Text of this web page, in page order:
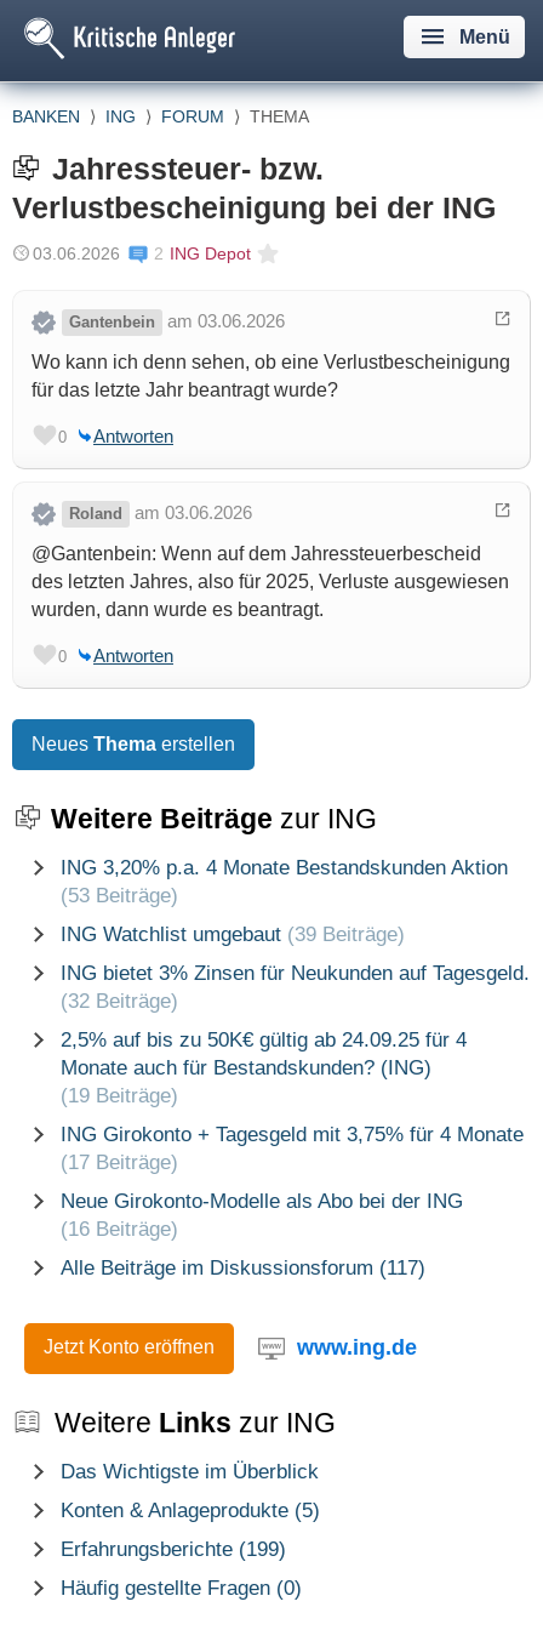
Menü
BANKEN ⟩ ING ⟩ FORUM ⟩ THEMA
Jahressteuer- bzw.
Verlustbescheinigung bei der ING
03.06.2026 2 ING Depot
Gantenbein
am 03.06.2026
Wo kann ich denn sehen, ob eine Verlustbescheinigung
für das letzte Jahr beantragt wurde?
0 Antworten
Roland
am 03.06.2026
@Gantenbein: Wenn auf dem Jahressteuerbescheid
des letzten Jahres, also für 2025, Verluste ausgewiesen
wurden, dann wurde es beantragt.
0 Antworten
Neues Thema erstellen
Weitere Beiträge zur ING
ING 3,20% p.a. 4 Monate Bestandskunden Aktion
(53 Beiträge)
ING Watchlist umgebaut (39 Beiträge)
ING bietet 3% Zinsen für Neukunden auf Tagesgeld.
(32 Beiträge)
2,5% auf bis zu 50K€ gültig ab 24.09.25 für 4
Monate auch für Bestandskunden? (ING)
(19 Beiträge)
ING Girokonto + Tagesgeld mit 3,75% für 4 Monate
(17 Beiträge)
Neue Girokonto-Modelle als Abo bei der ING
(16 Beiträge)
Alle Beiträge im Diskussionsforum (117)
Jetzt Konto eröffnen www.ing.de
Weitere Links zur ING
Das Wichtigste im Überblick
Konten & Anlageprodukte (5)
Erfahrungsberichte (199)
Häufig gestellte Fragen (0)